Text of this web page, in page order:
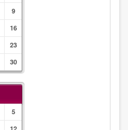
9
16
23
30
5